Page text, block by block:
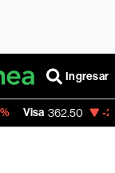
Ingresar
-2.15%